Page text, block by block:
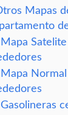
Mapas
Mapa
Mapa
Gasolineras